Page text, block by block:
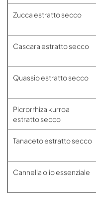
Zucca estratto secco
Cascara estratto secco
Quassio estratto secco
Picrorrhiza kurroa
estratto secco
Tanaceto estratto secco
Cannella olio essenziale